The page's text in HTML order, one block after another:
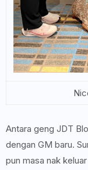
Antara geng JDT
dengan GM baru.
pun masa nak